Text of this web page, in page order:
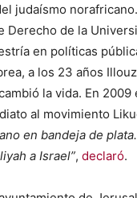
judaísmo
Derecho de la
en políticas
a los 23 años
la vida. En 2009
al movimiento
en bandeja de
a Israel”, declaró.